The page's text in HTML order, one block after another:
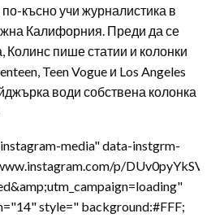
късно учи журналистика в
Калифорния. Преди да се
Колинс пише статии и колонки
Teen Vogue и Los Angeles
води собствена колонка
media" data-instgrm-
p/DUv0pyYkSVL/?
style=" background:#FFF;